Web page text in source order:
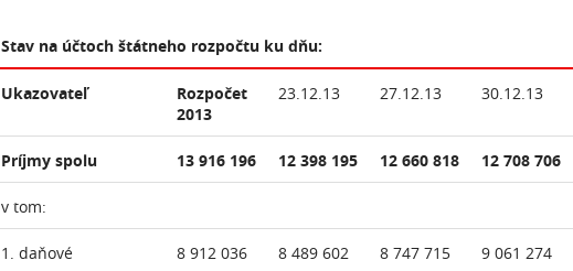
Stav na účtoch štátneho rozpočtu ku dňu:
Ukazovateľ
Rozpočet
2013
23.12.13 27.12.13 30.12.13
Príjmy spolu 13 916 196 12 398 195 12 660 818 12 708 706
v tom:
1. daňové 8 912 036 8 489 602 8 747 715 9 061 274